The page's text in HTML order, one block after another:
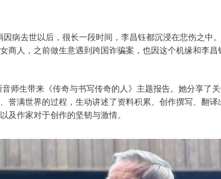
病去世以后，很长一段时间，李昌钰都沉浸在悲伤之中
商人，之前做生意遇到跨国诈骗案，也因这个机缘和李昌
师生带来《传奇与书写传奇的人》主题报告。她分享了
誉满世界的过程，生动讲述了资料积累、创作撰写、翻
及作家对于创作的坚韧与激情。